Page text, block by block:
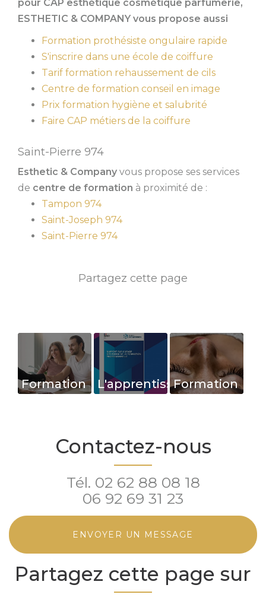
pour CAP esthétique cosmétique parfumerie,
ESTHETIC & COMPANY vous propose aussi
Formation prothésiste ongulaire rapide
S'inscrire dans une école de coiffure
Tarif formation rehaussement de cils
Centre de formation conseil en image
Prix formation hygiène et salubrité
Faire CAP métiers de la coiffure
Saint-Pierre 974
Esthetic & Company vous propose ses services
de centre de formation à proximité de :
Tampon 974
Saint-Joseph 974
Saint-Pierre 974
Formation
L'apprentissage
ses
preuves
Formation
Octobre
Saint-
Pierre
Contactez-nous
Tél. 02 62 88 08 18
06 92 69 31 23
ENVOYER UN MESSAGE
Partagez cette page sur